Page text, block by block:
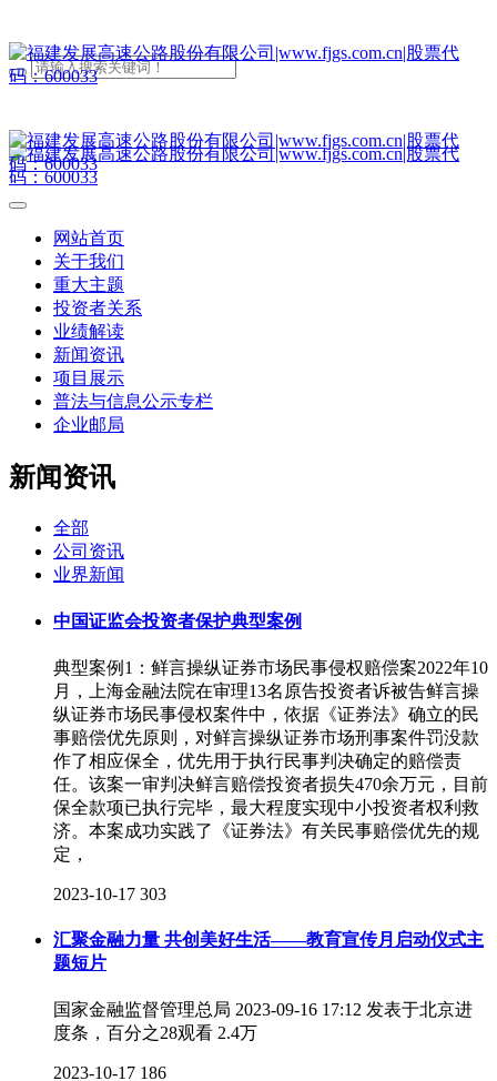
网站首页
关于我们
重大主题
投资者关系
业绩解读
新闻资讯
项目展示
普法与信息公示专栏
企业邮局
新闻资讯
全部
公司资讯
业界新闻
中国证监会投资者保护典型案例
典型案例1：鲜言操纵证券市场民事侵权赔偿案2022年10
月，上海金融法院在审理13名原告投资者诉被告鲜言操
纵证券市场民事侵权案件中，依据《证券法》确立的民
事赔偿优先原则，对鲜言操纵证券市场刑事案件罚没款
作了相应保全，优先用于执行民事判决确定的赔偿责
任。该案一审判决鲜言赔偿投资者损失470余万元，目前
保全款项已执行完毕，最大程度实现中小投资者权利救
济。本案成功实践了《证券法》有关民事赔偿优先的规
定，
2023-10-17 303
汇聚金融力量 共创美好生活——教育宣传月启动仪式主
题短片
国家金融监督管理总局 2023-09-16 17:12 发表于北京进
度条，百分之28观看 2.4万
2023-10-17 186